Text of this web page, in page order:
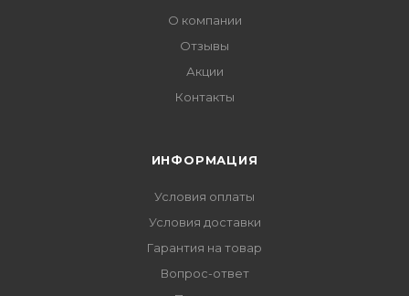
О компании
Отзывы
Акции
Контакты
ИНФОРМАЦИЯ
Условия оплаты
Условия доставки
Гарантия на товар
Вопрос-ответ